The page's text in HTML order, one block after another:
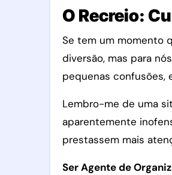
O Recreio:
Se tem um momento
diversão, mas para
pequenas confusões,
Lembro-me de uma
aparentemente
prestassem mais
Ser Agente de